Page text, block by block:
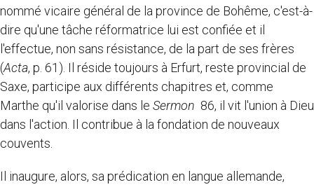
nommé vicaire général de la province de Bohême, c'est-à-
dire qu'une tâche réformatrice lui est confiée et il
l'effectue, non sans résistance, de la part de ses frères
(Acta, p. 61). Il réside toujours à Erfurt, reste provincial de
Saxe, participe aux différents chapitres et, comme
Marthe qu'il valorise dans le Sermon 86, il vit l'union à Dieu
dans l'action. Il contribue à la fondation de nouveaux
couvents.
Il inaugure, alors, sa prédication en langue allemande,